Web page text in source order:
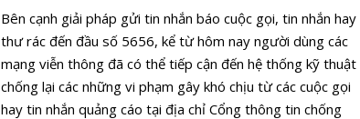
Bên cạnh giải pháp gửi tin nhắn báo cuộc gọi, tin nhắn hay
thư rác đến đầu số 5656, kể từ hôm nay người dùng các
mạng viễn thông đã có thể tiếp cận đến hệ thống kỹ thuật
chống lại các những vi phạm gây khó chịu từ các cuộc gọi
hay tin nhắn quảng cáo tại địa chỉ Cổng thông tin chống